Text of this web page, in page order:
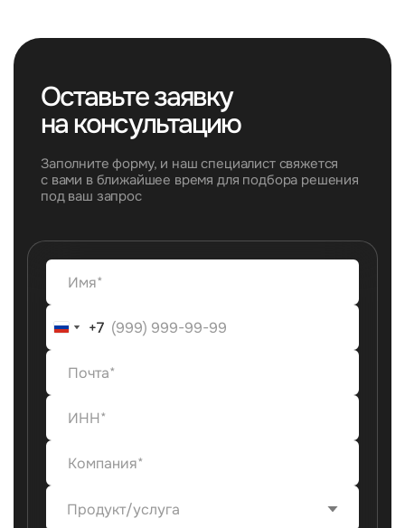
Оставьте заявку
на консультацию
Заполните форму, и наш специалист свяжется
с вами в ближайшее время для подбора решения
под ваш запрос
+7
+7
Продукт/услуга